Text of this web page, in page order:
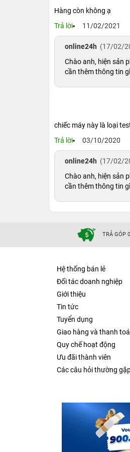
Hàng còn không ạ
Trả lời
11/02/2021
online24h (17/02/
Chào anh, hiện sản
cần thêm thông tin
chiếc máy này là loại
Trả lời
03/10/2020
online24h (17/02/
Chào anh, hiện sản
cần thêm thông tin
TRẢ GÓP
Hệ thống bán lẻ
Đối tác doanh nghiệp
Giới thiệu
Tin tức
Tuyển dụng
Giao hàng và thanh
Quy chế hoạt động
Ưu đãi thành viên
Các câu hỏi thường